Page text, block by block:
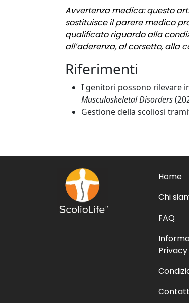
Avvertenza medica: questo
sostituisce il parere medico
qualificato riguardo alla
all’aderenza, al corsetto, alla
Riferimenti
I genitori possono rilevare
Musculoskeletal Disorders
Gestione della scoliosi
Home
Chi
FAQ
Privacy